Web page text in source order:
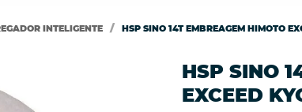
INTELIGENTE HSP SINO 14T EMBREAGEM HIMOTO
HSP SINO
EXCEED